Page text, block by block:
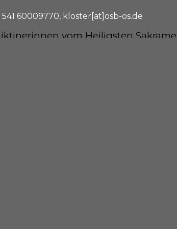
541 60009770, kloster[at]osb-os.de